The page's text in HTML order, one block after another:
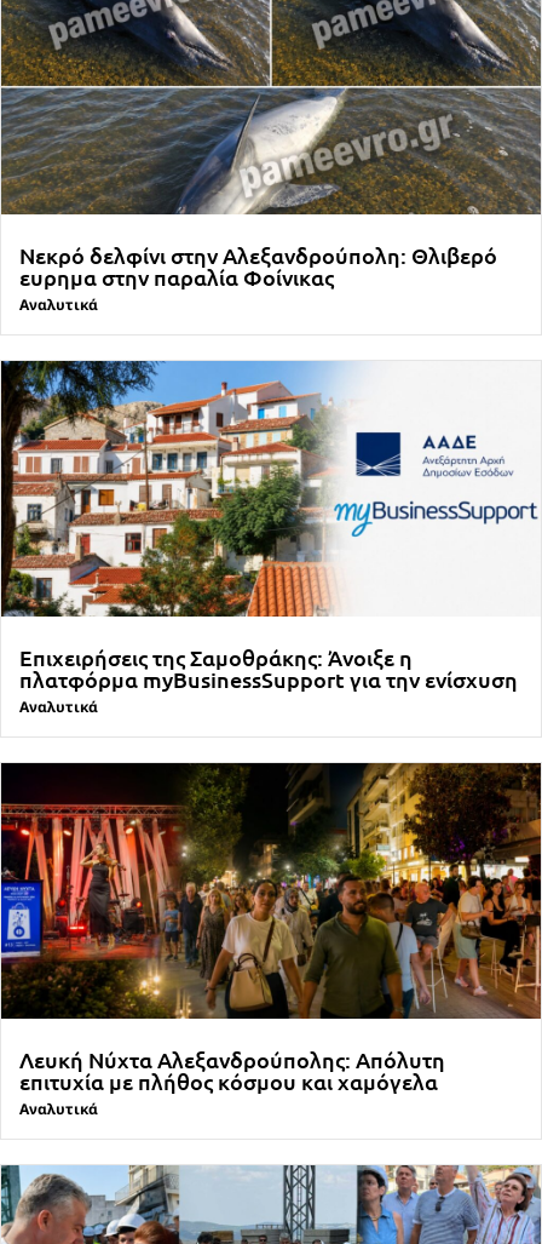
Νεκρό δελφίνι στην Αλεξανδρούπολη: Θλιβερό
ευρημα στην παραλία Φοίνικας
Αναλυτικά
Επιχειρήσεις της Σαμοθράκης: Άνοιξε η
πλατφόρμα myBusinessSupport για την ενίσχυση
Αναλυτικά
Λευκή Νύχτα Αλεξανδρούπολης: Απόλυτη
επιτυχία με πλήθος κόσμου και χαμόγελα
Αναλυτικά